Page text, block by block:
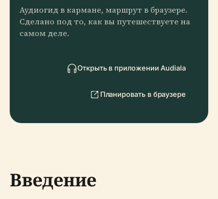
Аудиогид в кармане, маршрут в браузере.
Сделано под то, как вы путешествуете на
самом деле.
Открыть в приложении Audiala
Планировать в браузере
Введение